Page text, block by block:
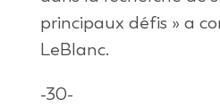
principaux défis » a
LeBlanc.
-30-